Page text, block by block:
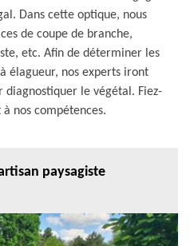
Dans cette optique, nous
de coupe de branche,
etc. Afin de déterminer les
élagueur, nos experts iront
diagnostiquer le végétal. Fiez-
nos compétences.
paysagiste